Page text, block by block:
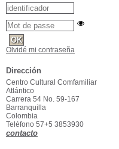
Olvidé mi contraseña
Dirección
Centro Cultural Comfamiliar
Atlántico
Carrera 54 No. 59-167
Barranquilla
Colombia
Teléfono 57+5 3853930
contacto